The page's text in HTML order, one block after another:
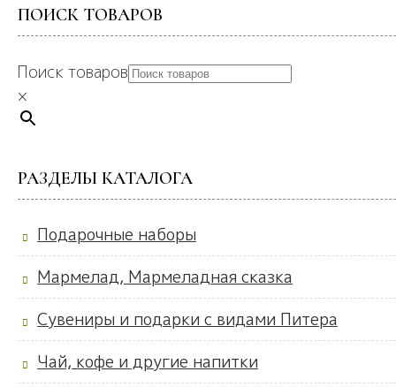
ПОИСК ТОВАРОВ
Поиск товаров
×
РАЗДЕЛЫ КАТАЛОГА
Подарочные наборы
Мармелад, Мармеладная сказка
Сувениры и подарки с видами Питера
Чай, кофе и другие напитки